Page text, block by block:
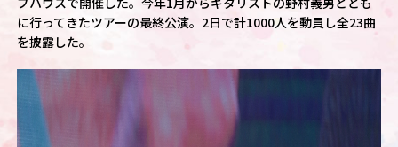
に行ってきたツアーの最終公演。2日で計1000人を動員し全23曲
を披露した。